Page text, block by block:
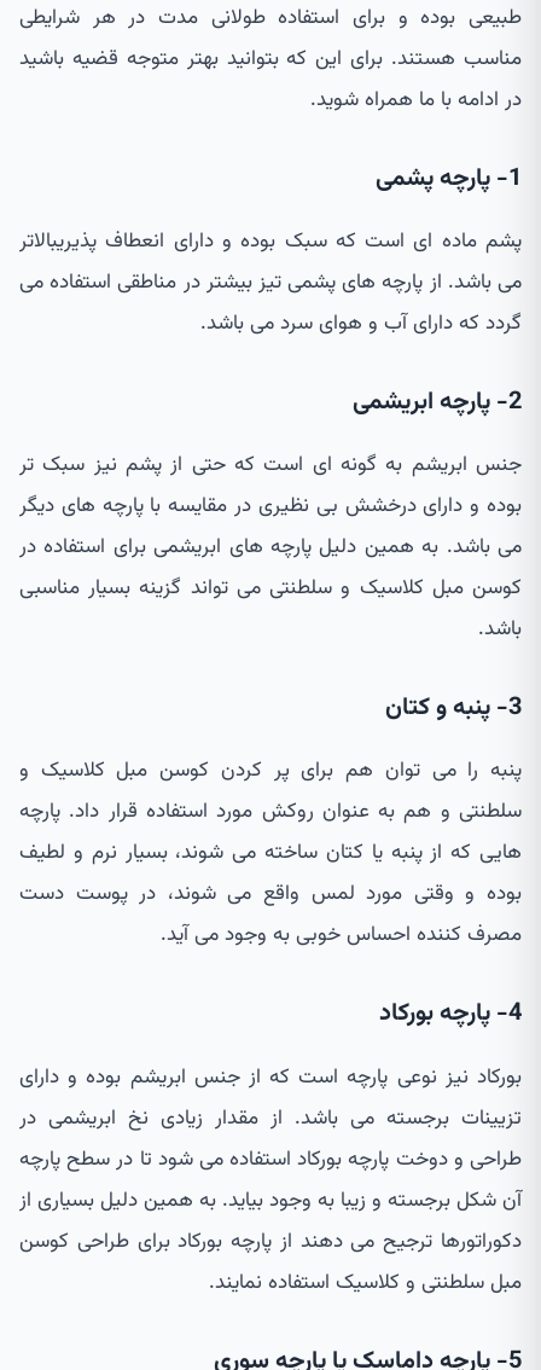
طبیعی بوده و برای استفاده طولانی مدت در هر شرایطی
مناسب هستند. برای این که بتوانید بهتر متوجه قضیه باشید
در ادامه با ما همراه شوید.
1- پارچه پشمی
پشم ماده ای است که سبک بوده و دارای انعطاف پذیریبالاتر
می باشد. از پارچه های پشمی تیز بیشتر در مناطقی استفاده می
گردد که دارای آب و هوای سرد می باشد.
2- پارچه ابریشمی
جنس ابریشم به گونه ای است که حتی از پشم نیز سبک تر
بوده و دارای درخشش بی نظیری در مقایسه با پارچه های دیگر
می باشد. به همین دلیل پارچه های ابریشمی برای استفاده در
کوسن مبل کلاسیک و سلطنتی می تواند گزینه بسیار مناسبی
باشد.
3- پنبه و کتان
پنبه را می توان هم برای پر کردن کوسن مبل کلاسیک و
سلطنتی و هم به عنوان روکش مورد استفاده قرار داد. پارچه
هایی که از پنبه یا کتان ساخته می شوند، بسیار نرم و لطیف
بوده و وقتی مورد لمس واقع می شوند، در پوست دست
مصرف کننده احساس خوبی به وجود می آید.
4- پارچه بورکاد
بورکاد نیز نوعی پارچه است که از جنس ابریشم بوده و دارای
تزیینات برجسته می باشد. از مقدار زیادی نخ ابریشمی در
طراحی و دوخت پارچه بورکاد استفاده می شود تا در سطح پارچه
آن شکل برجسته و زیبا به وجود بیاید. به همین دلیل بسیاری از
دکوراتورها ترجیح می دهند از پارچه بورکاد برای طراحی کوسن
مبل سلطنتی و کلاسیک استفاده نمایند.
5- پارچه داماسک یا پارچه سوری